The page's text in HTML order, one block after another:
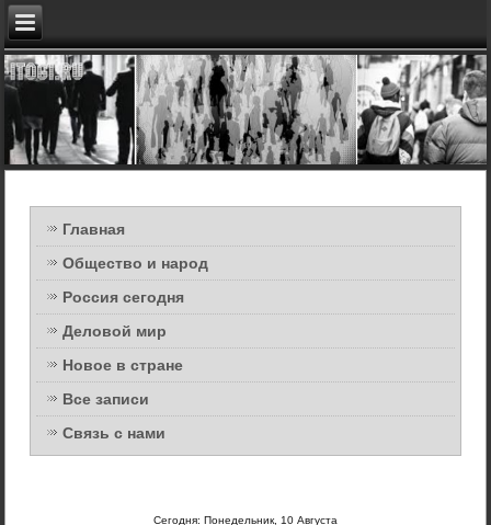
Главная
Общество и народ
Россия сегодня
Деловой мир
Новое в стране
Все записи
Связь с нами
Сегодня: Понедельник, 10 Августа